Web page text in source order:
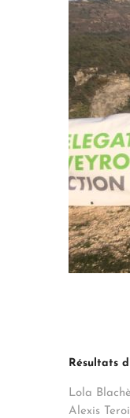
Résultats
Lola
Alexis